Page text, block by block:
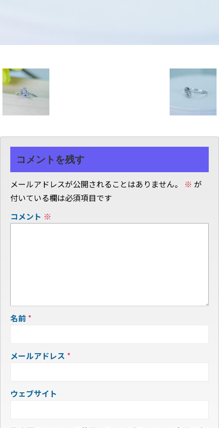
コメントを残す
メールアドレスが公開されることはありません。 ※ が
付いている欄は必須項目です
コメント ※
名前 *
メールアドレス *
ウェブサイト